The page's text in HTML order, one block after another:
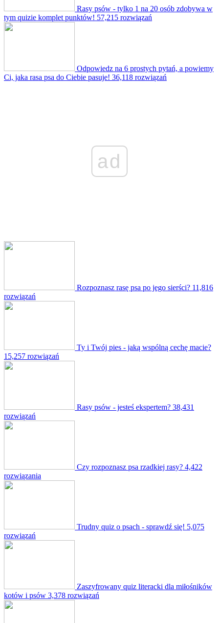
Rasy psów - tylko 1 na 20 osób zdobywa w
tym quizie komplet punktów! 57,215 rozwiązań
Odpowiedz na 6 prostych pytań, a powiemy
Ci, jaka rasa psa do Ciebie pasuje! 36,118 rozwiązań
ad
Rozpoznasz rasę psa po jego sierści? 11,816
rozwiązań
Ty i Twój pies - jaką wspólną cechę macie?
15,257 rozwiązań
Rasy psów - jesteś ekspertem? 38,431
rozwiązań
Czy rozpoznasz psa rzadkiej rasy? 4,422
rozwiązania
Trudny quiz o psach - sprawdź się! 5,075
rozwiązań
Zaszyfrowany quiz literacki dla miłośników
kotów i psów 3,378 rozwiązań